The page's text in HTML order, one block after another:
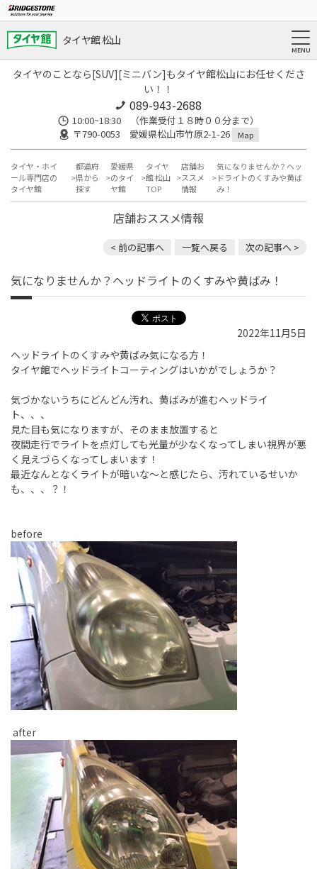
タイヤ館 松山
タイヤのことなら[SUV][ミニバン]もタイヤ館松山にお任せくださ
い！！
089-943-2688
10:00~18:30 （作業受付１８時００分まで）
〒790-0053 愛媛県松山市竹原2-1-26
Map
タイヤ・ホイ
ール専門店の
タイヤ館
都道府
県から
探す
愛媛県
のタイ
ヤ館
タイヤ
館 松山
TOP
店舗お
ススメ
情報
気になりませんか？ヘッ
ドライトのくすみや黄ば
み！
店舗おススメ情報
< 前の記事へ 一覧へ戻る 次の記事へ >
気になりませんか？ヘッドライトのくすみや黄ばみ！
2022年11月5日
ヘッドライトのくすみや黄ばみ気になる方！
タイヤ館でヘッドライトコーティングはいかがでしょうか？
気づかないうちにどんどん汚れ、黄ばみが進むヘッドライ
ト、、、
見た目も気になりますが、そのまま放置すると
夜間走行でライトを点灯しても光量が少なくなってしまい視界が悪
く見えづらくなってしまいます！
最近なんとなくライトが暗いな〜と感じたら、汚れているせいか
も、、、？！
before
after